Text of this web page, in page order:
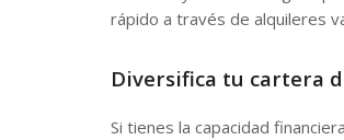
rápido a través de alquileres
Diversifica tu cartera
Si tienes la capacidad